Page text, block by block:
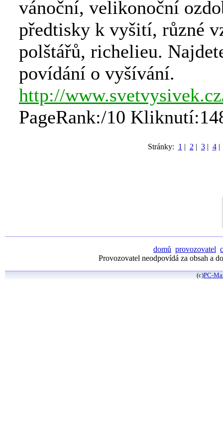
vánoční, velikonoční
předtisky k vyšití, různé
polštářů, richelieu.
povídání o vyšívání.
http://
PageRank:/10
Stránky: 1 | 2 | 3| 4
domů provozovatel
Provozovatel neodpovídá za obsah a
(c)PC-